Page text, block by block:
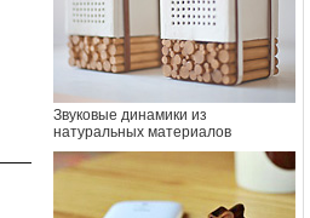
Звуковые динамики из
натуральных материалов